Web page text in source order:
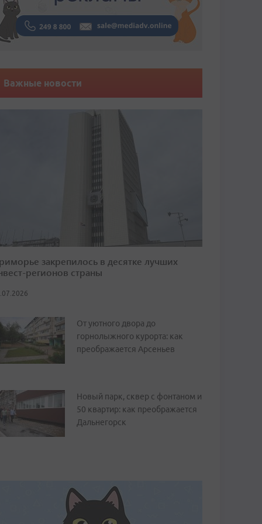
Важные новости
закрепилось в десятке лучших
регионов страны
От уютного двора до
горнолыжного курорта: как
преображается Арсеньев
Новый парк, сквер с фонтаном и
50 квартир: как преображается
Дальнегорск